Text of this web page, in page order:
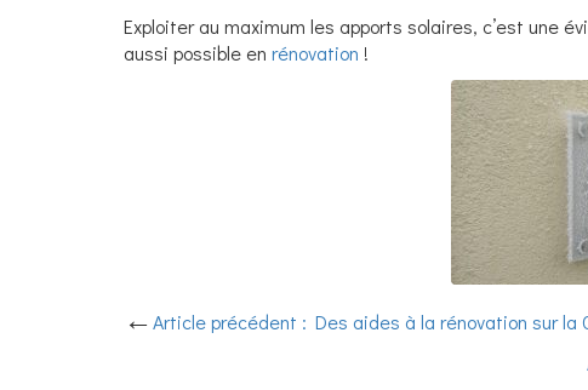
Exploiter au maximum les apports solaires, c’est une
aussi possible en rénovation !
Article précédent : Des aides à la rénovation sur la